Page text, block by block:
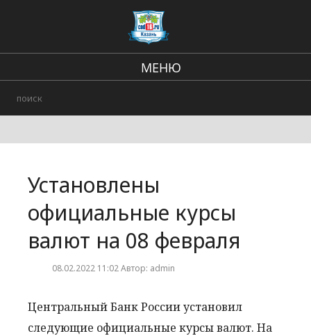
МЕНЮ
Городские события
Установлены
официальные курсы
валют на 08 февраля
08.02.2022 11:02 Автор: admin
Центральный Банк России установил
следующие официальные курсы валют. На